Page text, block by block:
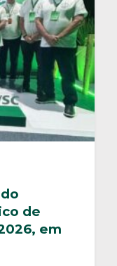
de
em